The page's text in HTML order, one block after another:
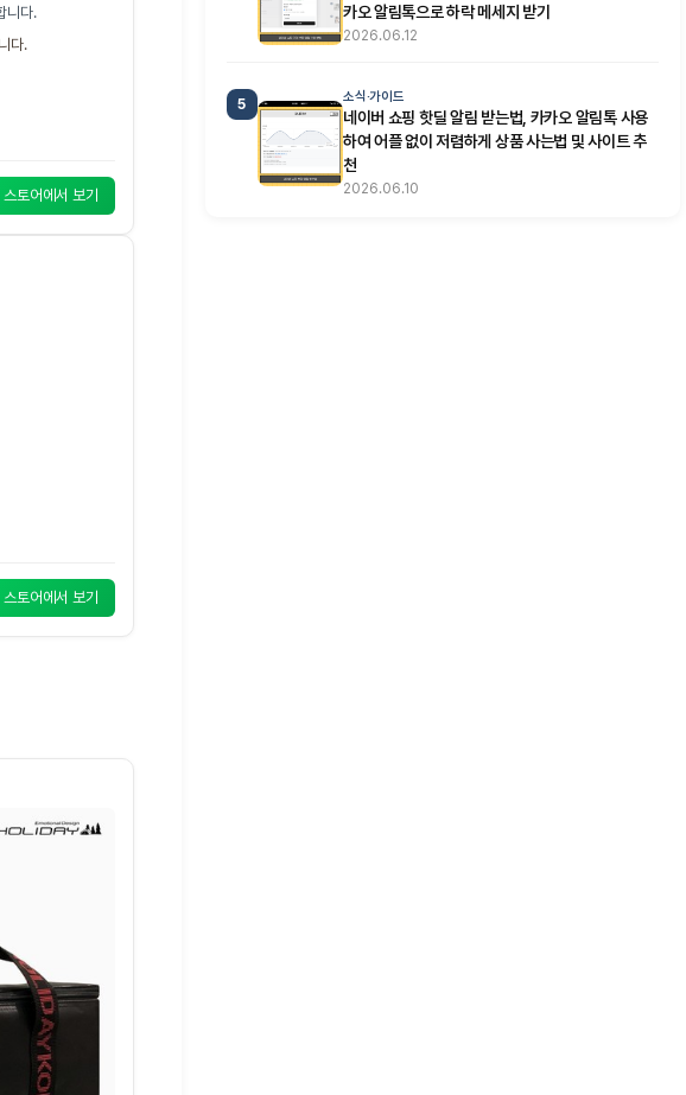
니다.
다.
토어에서 보기
토어에서 보기
카오 알림톡으로 하락 메세지 받기
2026.06.12
5 소식·가이드
네이버 쇼핑 핫딜 알림 받는법, 카카오 알림톡 사용
하여 어플 없이 저렴하게 상품 사는법 및 사이트 추
천
2026.06.10